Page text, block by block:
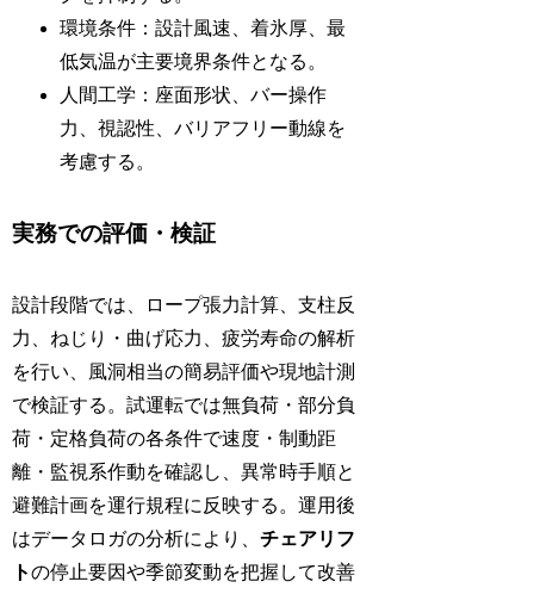
環境条件：設計風速、着氷厚、最
低気温が主要境界条件となる。
人間工学：座面形状、バー操作
力、視認性、バリアフリー動線を
考慮する。
実務での評価・検証
設計段階では、ロープ張力計算、支柱反
力、ねじり・曲げ応力、疲労寿命の解析
を行い、風洞相当の簡易評価や現地計測
で検証する。試運転では無負荷・部分負
荷・定格負荷の各条件で速度・制動距
離・監視系作動を確認し、異常時手順と
避難計画を運行規程に反映する。運用後
はデータロガの分析により、チェアリフ
トの停止要因や季節変動を把握して改善